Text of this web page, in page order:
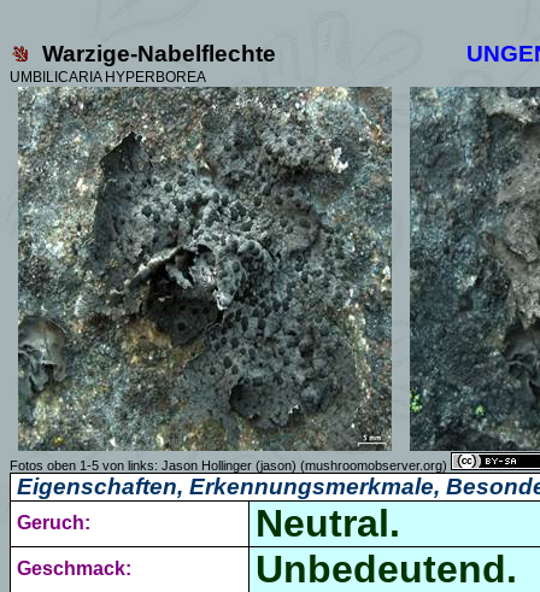
Warzige-Nabelflechte
UMBILICARIA HYPERBOREA
Fotos oben 1-5 von links: Jason Hollinger (jason) (mushroomobserver.org)
Eigenschaften, Erkennungsmerkmale,
Geruch: Neutral.
Geschmack: Unbedeutend.